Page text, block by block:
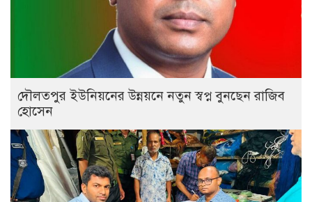
দৌলতপুর ইউনিয়নের উন্নয়নে নতুন স্বপ্ন বুনছেন রাজিব
হোসেন